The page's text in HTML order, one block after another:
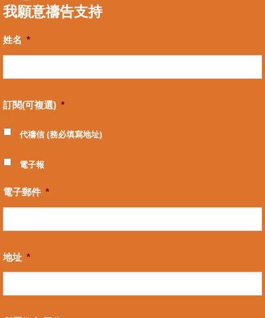
我願意禱告支持
姓名 *
訂閱(可複選) *
代禱信 (務必填寫地址)
電子報
電子郵件 *
地址 *